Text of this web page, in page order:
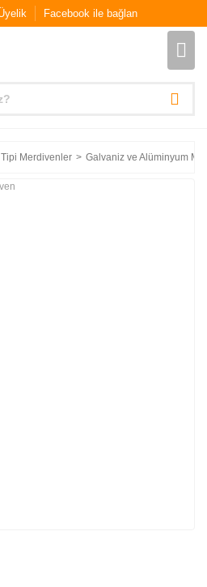
Facebook ile bağlan
Tipi Merdivenler Galvaniz ve Alüminyum